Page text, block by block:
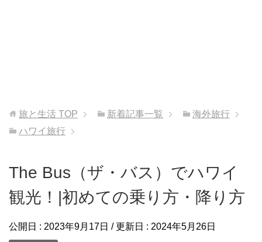
旅と生活 TOP 新着記事一覧
海外旅行
ハワイ旅行
The Bus（ザ・バス）でハワイ
観光！|初めての乗り方・降り方
公開日 : 2023年9月17日 / 更新日 : 2024年5月26日